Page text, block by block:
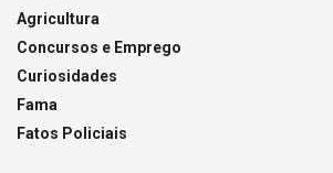
Agricultura
Concursos e Emprego
Curiosidades
Fama
Fatos Policiais